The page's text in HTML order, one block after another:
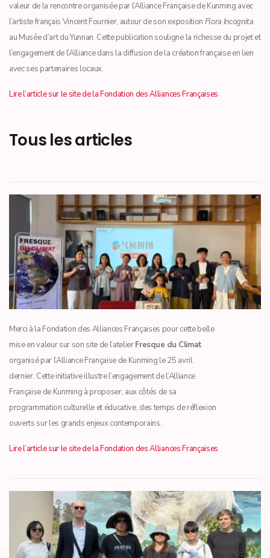
valeur de la rencontre organisée par l’Alliance Française de Kunming avec
l’artiste français Vincent Fournier, autour de son exposition Flora Incognita
au Musée d’art du Yunnan. Cette publication souligne la richesse du projet et
l’engagement de l’Alliance dans la diffusion de la création française en lien
avec ses partenaires locaux.
Lire l’article sur le site de la Fondation des Alliances Françaises
Tous les articles
Merci à la Fondation des Alliances Françaises pour cette belle
mise en valeur sur son site de l’atelierFresque du Climat
organisé par l’Alliance Française de Kunming le 25 avril
dernier. Cette initiative illustre l’engagement de l’Alliance
Française de Kunming à proposer, aux côtés de sa
programmation culturelle et éducative, des temps de réflexion
ouverts sur les grands enjeux contemporains.
Lire l’article sur le site de la Fondation des Alliances Françaises